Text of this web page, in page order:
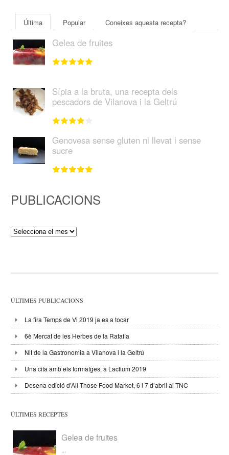
Última Popular Coneixes aquesta recepta?
Gelea de fruites
Sípia a la bruta, una recepta dels
pescadors de Vilanova i la Geltrú
Genovesa sense gluten ni llevat i sense
sucre
PUBLICACIONS
Publicacions
ÚLTIMES PUBLICACIONS
La fira Temps de Vi 2019 ja es a tocar
6è Mercat de les Herbes de la Ratafia
Nit de la Gastronomia a Vilanova i la Geltrú
Una cita amb els formatges, a Lactium 2019
Desena edició d’All Those Food Market, 6 i 7 d’abril al TNC
ÚLTIMES RECEPTES
Gelea de fruites
...